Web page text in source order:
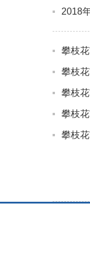
2018
攀枝
攀枝
攀枝
攀枝
攀枝